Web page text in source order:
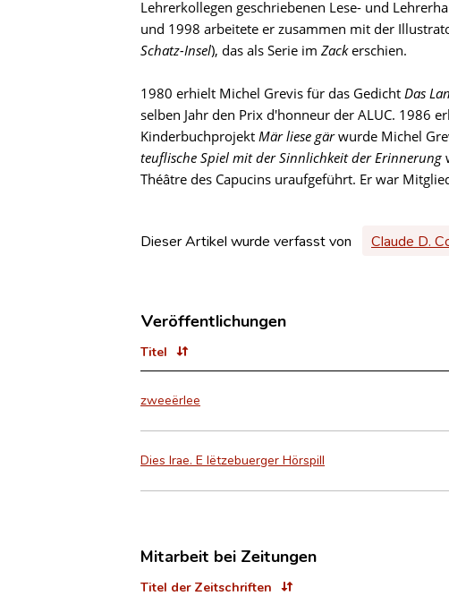
Lehrerkollegen geschriebenen Lese- und
und 1998 arbeitete er zusammen mit der
Schatz-Insel), das als Serie im Zackerschien.
1980 erhielt Michel Grevis für das Gedicht Das
selben Jahr den Prix d'honneur der ALUC. 1986
Kinderbuchprojekt Mär liese gärwurde Michel
teuflische Spiel mit der Sinnlichkeit der Erinnerung
Théâtre des Capucins uraufgeführt. Er war
Dieser Artikel wurde verfasst von Claude D.
Veröffentlichungen
Titel
zweeërlee
Dies Irae. E lëtzebuerger Hörspill
Mitarbeit bei Zeitungen
Titel der Zeitschriften